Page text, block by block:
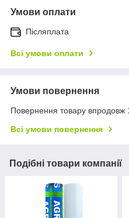
Умови оплати
Післяплата
Всі умови оплати
Умови повернення
Повернення товару впродовж
Всі умови повернення
Подібні товари компанії